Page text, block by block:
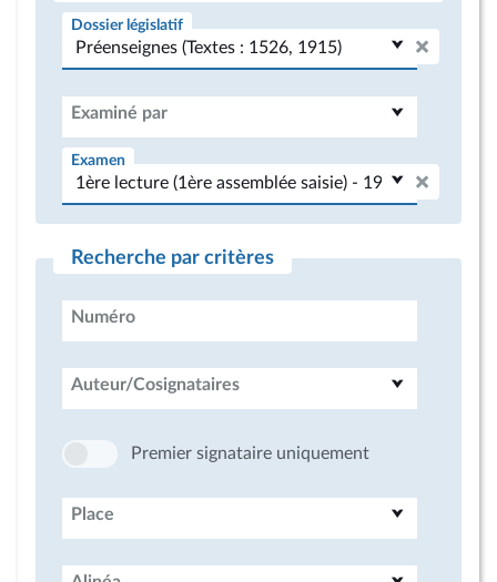
Dossier législatif
Examiné par
Examen
Recherche par critères
Numéro
Auteur/Cosignataires
Premier signataire uniquement
Place